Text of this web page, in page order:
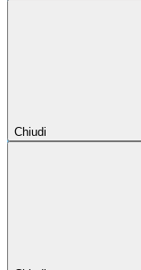
Chiudi